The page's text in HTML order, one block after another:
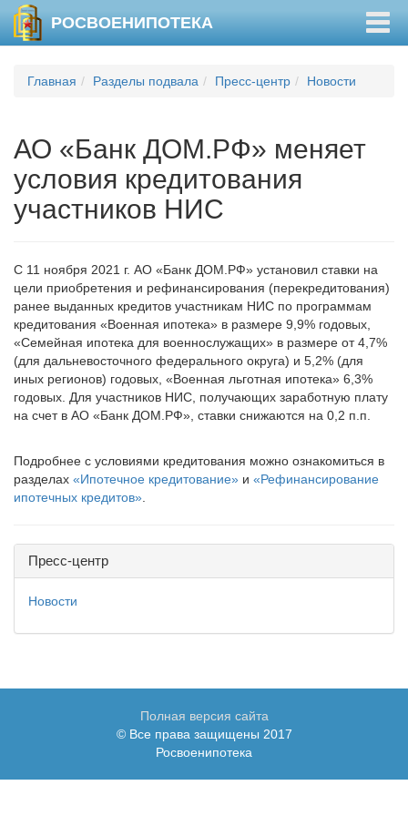
РОСВОЕНИПОТЕКА
Главная Разделы подвала Пресс-центр Новости
АО «Банк ДОМ.РФ» меняет
условия кредитования
участников НИС
С 11 ноября 2021 г. АО «Банк ДОМ.РФ» установил ставки на
цели приобретения и рефинансирования (перекредитования)
ранее выданных кредитов участникам НИС по программам
кредитования «Военная ипотека» в размере 9,9% годовых,
«Семейная ипотека для военнослужащих» в размере от 4,7%
(для дальневосточного федерального округа) и 5,2% (для
иных регионов) годовых, «Военная льготная ипотека» 6,3%
годовых. Для участников НИС, получающих заработную плату
на счет в АО «Банк ДОМ.РФ», ставки снижаются на 0,2 п.п.
Подробнее с условиями кредитования можно ознакомиться в
разделах «Ипотечное кредитование» и «Рефинансирование
ипотечных кредитов»
Пресс-центр
Новости
Полная версия сайта
© Все права защищены 2017
Росвоенипотека